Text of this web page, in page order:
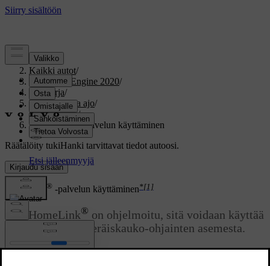
Tuki/
Kaikki autot/
V60 Twin Engine 2020/
Ohjekirja/
Käynnistys ja ajo/
HomeLink/
HomeLink® -palvelun käyttäminen
Räätälöity tukiHanki tarvittavat tiedot autoosi.
Kirjaudu sisään
Päivitetty 19.01.2022
HomeLink ® -palvelun käyttäminen*[1]
Kun HomeLink® on ohjelmoitu, sitä voidaan käyttää
yksittäisten alkuperäiskauko-ohjainten asemesta.